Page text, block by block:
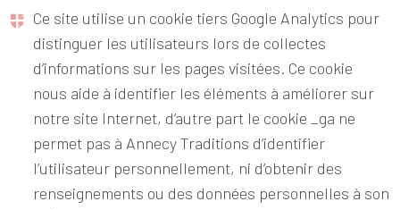
Ce site utilise un cookie tiers Google Analytics pour
distinguer les utilisateurs lors de collectes
d’informations sur les pages visitées. Ce cookie
nous aide à identifier les éléments à améliorer sur
notre site Internet, d’autre part le cookie _ga ne
permet pas à Annecy Traditions d’identifier
l’utilisateur personnellement, ni d’obtenir des
renseignements ou des données personnelles à son